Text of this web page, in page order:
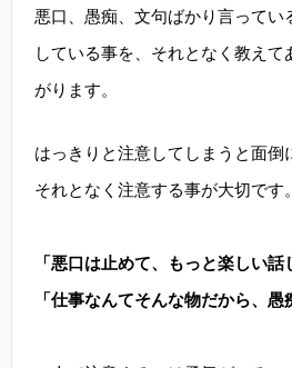
悪口、愚痴、文句ばかり言ってい
している事を、それとなく教え
がります。
はっきりと注意してしまうと面倒
それとなく注意する事が大切です。
「悪口は止めて、もっと楽しい話
「仕事なんてそんな物だから、愚